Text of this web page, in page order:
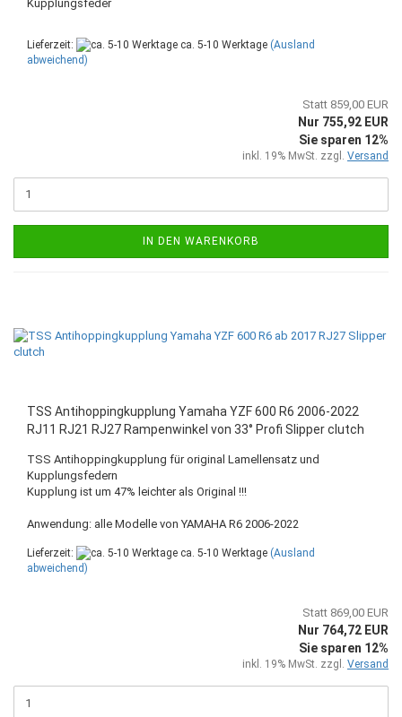
Kupplungsfeder
Lieferzeit: ca. 5-10 Werktage (Ausland
abweichend)
Statt 859,00 EUR
Nur 755,92 EUR
Sie sparen 12%
inkl. 19% MwSt. zzgl. Versand
IN DEN WARENKORB
TSS Antihoppingkupplung Yamaha YZF 600 R6 2006-2022
RJ11 RJ21 RJ27 Rampenwinkel von 33° Profi Slipper clutch
TSS Antihoppingkupplung für original Lamellensatz und
Kupplungsfedern
Kupplung ist um 47% leichter als Original !!!
Anwendung: alle Modelle von YAMAHA R6 2006-2022
Lieferzeit: ca. 5-10 Werktage (Ausland
abweichend)
Statt 869,00 EUR
Nur 764,72 EUR
Sie sparen 12%
inkl. 19% MwSt. zzgl. Versand